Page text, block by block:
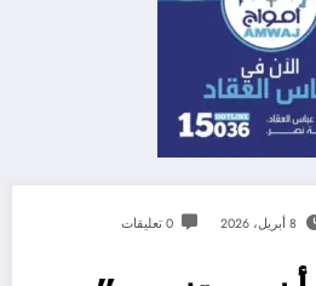
8 أبريل، 2026 0 تعليقات